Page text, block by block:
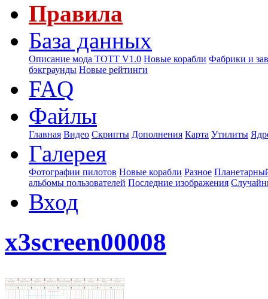
Правила
База данных
Описание мода ТОТТ V1.0 Новые корабли Фабрики и
бэкграунды Новые рейтинги
FAQ
Файлы
Главная Видео Скрипты Дополнения Карта Утилиты
Галерея
Фотографии пилотов Новые корабли Разное
альбомы пользователей Последние изображения
Вход
x3screen00008